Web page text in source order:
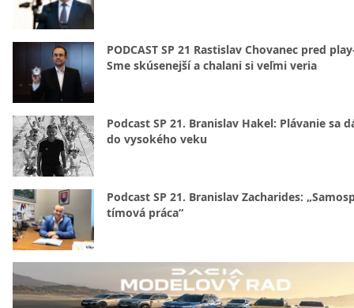
PODCAST SP 21 Rastislav Chovanec pred
Sme skúsenejší a chalani si veľmi veria
Podcast SP 21. Branislav Hakel: Plávanie sa
do vysokého veku
Podcast SP 21. Branislav Zacharides:
tímová práca“